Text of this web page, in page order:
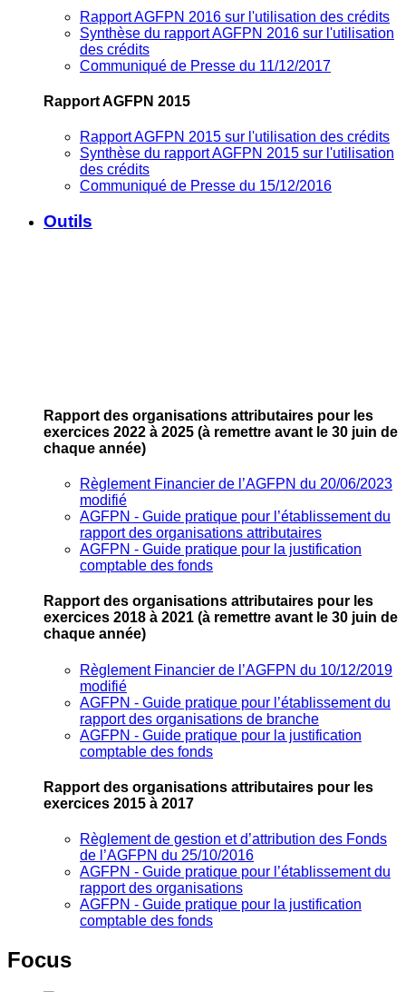
Rapport AGFPN 2016 sur l'utilisation des crédits
Synthèse du rapport AGFPN 2016 sur l'utilisation
des crédits
Communiqué de Presse du 11/12/2017
Rapport AGFPN 2015
Rapport AGFPN 2015 sur l'utilisation des crédits
Synthèse du rapport AGFPN 2015 sur l'utilisation
des crédits
Communiqué de Presse du 15/12/2016
Outils
Rapport des organisations attributaires pour les
exercices 2022 à 2025 (à remettre avant le 30 juin de
chaque année)
Règlement Financier de l’AGFPN du 20/06/2023
modifié
AGFPN ‐ Guide pratique pour l’établissement du
rapport des organisations attributaires
AGFPN ‐ Guide pratique pour la justification
comptable des fonds
Rapport des organisations attributaires pour les
exercices 2018 à 2021 (à remettre avant le 30 juin de
chaque année)
Règlement Financier de l’AGFPN du 10/12/2019
modifié
AGFPN ‐ Guide pratique pour l’établissement du
rapport des organisations de branche
AGFPN ‐ Guide pratique pour la justification
comptable des fonds
Rapport des organisations attributaires pour les
exercices 2015 à 2017
Règlement de gestion et d’attribution des Fonds
de l’AGFPN du 25/10/2016
AGFPN ‐ Guide pratique pour l’établissement du
rapport des organisations
AGFPN ‐ Guide pratique pour la justification
comptable des fonds
Focus